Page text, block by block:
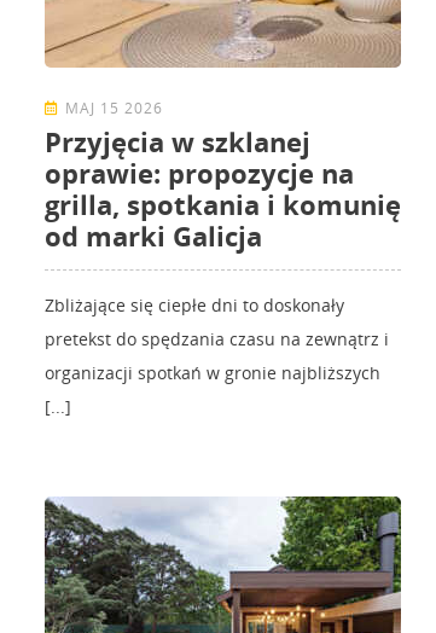
MAJ 15 2026
Przyjęcia w szklanej
oprawie: propozycje na
grilla, spotkania i komunię
od marki Galicja
Zbliżające się ciepłe dni to doskonały
pretekst do spędzania czasu na zewnątrz i
organizacji spotkań w gronie najbliższych
[...]